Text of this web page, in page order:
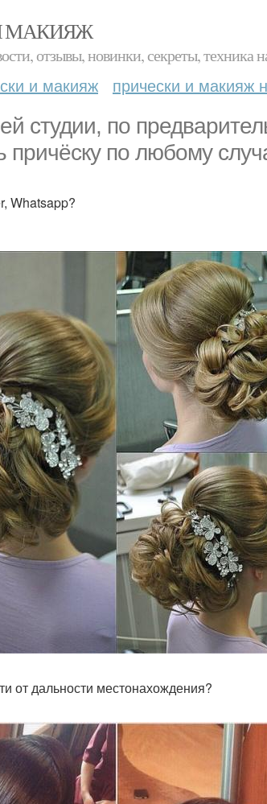
МАКИЯЖ
отзывы, новинки, секреты, техника
и макияж прически и макияж
студии, по
причёску по любому
Whatsapp?
от дальности местонахождения?